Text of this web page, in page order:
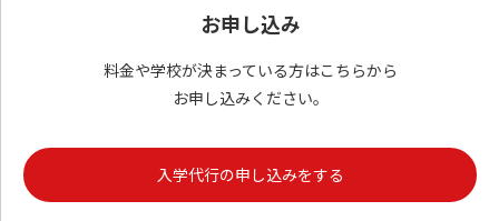
お申し込み
料金や学校が決まっている方はこちらから
お申し込みください。
入学代行の申し込みをする